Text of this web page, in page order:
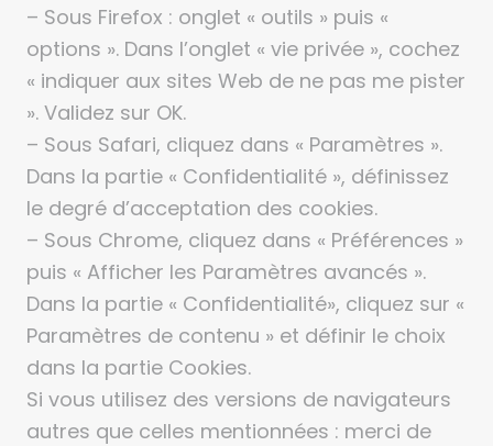
– Sous Firefox : onglet « outils » puis «
options ». Dans l’onglet « vie privée », cochez
« indiquer aux sites Web de ne pas me pister
». Validez sur OK.
– Sous Safari, cliquez dans « Paramètres ».
Dans la partie « Confidentialité », définissez
le degré d’acceptation des cookies.
– Sous Chrome, cliquez dans « Préférences »
puis « Afficher les Paramètres avancés ».
Dans la partie « Confidentialité», cliquez sur «
Paramètres de contenu » et définir le choix
dans la partie Cookies.
Si vous utilisez des versions de navigateurs
autres que celles mentionnées : merci de